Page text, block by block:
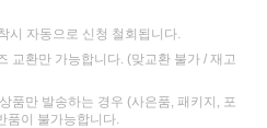
시 자동으로 신청 철회됩니다.
교환만 가능합니다. (맞교환 불가 / 재고
품만 발송하는 경우 (사은품, 패키지, 포
품이 불가능합니다.